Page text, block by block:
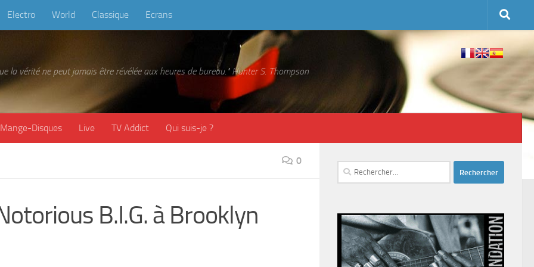
Electro World Classique Ecrans
la vérité ne peut jamais être révélée aux heures de bureau." Hunter S. Thompson
Mange-Disques Live TV Addict Qui suis-je ?
0
B.I.G. à Brooklyn
Rechercher :